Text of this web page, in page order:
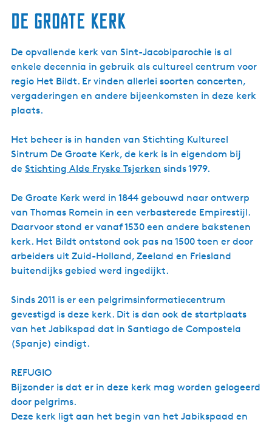
De Groate kerk
De opvallende kerk van Sint-Jacobiparochie is al
enkele decennia in gebruik als cultureel centrum voor
regio Het Bildt. Er vinden allerlei soorten concerten,
vergaderingen en andere bijeenkomsten in deze kerk
plaats.
Het beheer is in handen van Stichting Kultureel
Sintrum De Groate Kerk, de kerk is in eigendom bij
de Stichting Alde Fryske Tsjerken sinds 1979.
De Groate Kerk werd in 1844 gebouwd naar ontwerp
van Thomas Romein in een verbasterede Empirestijl.
Daarvoor stond er vanaf 1530 een andere bakstenen
kerk. Het Bildt ontstond ook pas na 1500 toen er door
arbeiders uit Zuid-Holland, Zeeland en Friesland
buitendijks gebied werd ingedijkt.
Sinds 2011 is er een pelgrimsinformatiecentrum
gevestigd is deze kerk. Dit is dan ook de startplaats
van het Jabikspad dat in Santiago de Compostela
(Spanje) eindigt.
REFUGIO
Bijzonder is dat er in deze kerk mag worden gelogeerd
door pelgrims.
Deze kerk ligt aan het begin van het Jabikspaad en